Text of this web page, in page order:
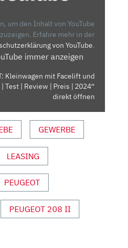
um den Inhalt von YouTube
Erfahre mehr in der
von YouTube.
immer anzeigen
Kleinwagen mit Facelift und
Test | Review | Preis | 2024“
direkt öffnen
GEWERBE
LEASING
PEUGEOT
PEUGEOT 208 II